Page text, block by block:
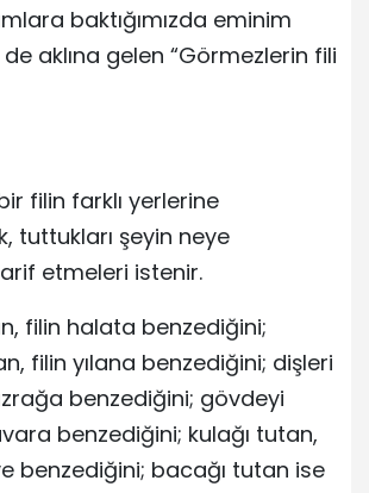
baktığımızda eminim
aklına gelen “Görmezlerin fili
filin farklı yerlerine
tuttukları şeyin neye
etmeleri istenir.
filin halata benzediğini;
filin yılana benzediğini; dişleri
benzediğini; gövdeyi
benzediğini; kulağı tutan,
benzediğini; bacağı tutan ise